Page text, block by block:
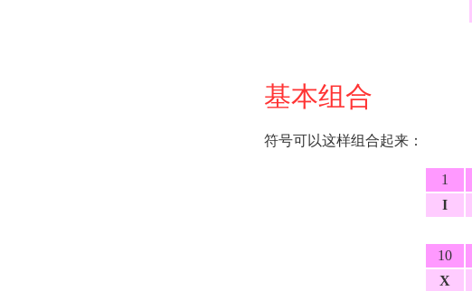
基本组合
符号可以这样组合起来：
1
I
10
X